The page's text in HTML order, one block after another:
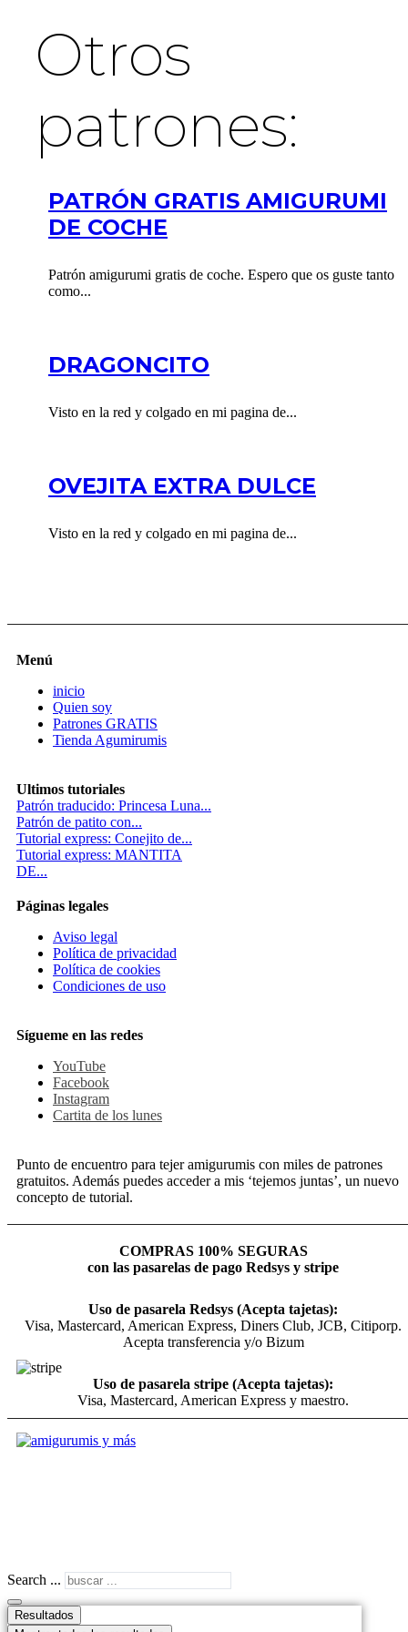
Otros
patrones:
PATRÓN GRATIS AMIGURUMI
DE COCHE
Patrón amigurumi gratis de coche. Espero que os guste tanto
como...
DRAGONCITO
Visto en la red y colgado en mi pagina de...
OVEJITA EXTRA DULCE
Visto en la red y colgado en mi pagina de...
Menú
inicio
Quien soy
Patrones GRATIS
Tienda Agumirumis
Ultimos tutoriales
Patrón traducido: Princesa Luna...
Patrón de patito con...
Tutorial express: Conejito de...
Tutorial express: MANTITA
DE...
Páginas legales
Aviso legal
Política de privacidad
Política de cookies
Condiciones de uso
Sígueme en las redes
YouTube
Facebook
Instagram
Cartita de los lunes
Punto de encuentro para tejer amigurumis con miles de patrones
gratuitos. Además puedes acceder a mis ‘tejemos juntas’, un nuevo
concepto de tutorial.
COMPRAS 100% SEGURAS
con las pasarelas de pago Redsys y stripe
Uso de pasarela Redsys (Acepta tajetas):
Visa, Mastercard, American Express, Diners Club, JCB, Citiporp.
Acepta transferencia y/o Bizum
Uso de pasarela stripe (Acepta tajetas):
Visa, Mastercard, American Express y maestro.
Search ...
Resultados